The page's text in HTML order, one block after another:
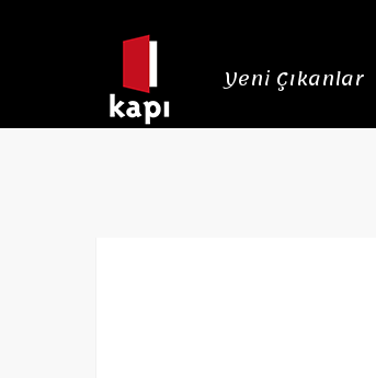
Yeni Çıkanlar